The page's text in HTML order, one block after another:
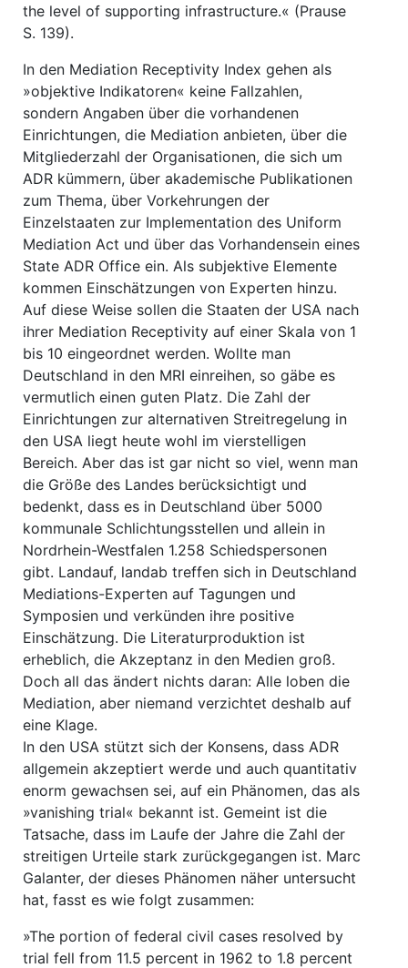
the level of supporting infrastructure.« (Prause
S. 139).
In den Mediation Receptivity Index gehen als
»objektive Indikatoren« keine Fallzahlen,
sondern Angaben über die vorhandenen
Einrichtungen, die Mediation anbieten, über die
Mitgliederzahl der Organisationen, die sich um
ADR kümmern, über akademische Publikationen
zum Thema, über Vorkehrungen der
Einzelstaaten zur Implementation des Uniform
Mediation Act und über das Vorhandensein eines
State ADR Office ein. Als subjektive Elemente
kommen Einschätzungen von Experten hinzu.
Auf diese Weise sollen die Staaten der USA nach
ihrer Mediation Receptivity auf einer Skala von 1
bis 10 eingeordnet werden. Wollte man
Deutschland in den MRI einreihen, so gäbe es
vermutlich einen guten Platz. Die Zahl der
Einrichtungen zur alternativen Streitregelung in
den USA liegt heute wohl im vierstelligen
Bereich. Aber das ist gar nicht so viel, wenn man
die Größe des Landes berücksichtigt und
bedenkt, dass es in Deutschland über 5000
kommunale Schlichtungsstellen und allein in
Nordrhein-Westfalen 1.258 Schiedspersonen
gibt. Landauf, landab treffen sich in Deutschland
Mediations-Experten auf Tagungen und
Symposien und verkünden ihre positive
Einschätzung. Die Literaturproduktion ist
erheblich, die Akzeptanz in den Medien groß.
Doch all das ändert nichts daran: Alle loben die
Mediation, aber niemand verzichtet deshalb auf
eine Klage.
In den USA stützt sich der Konsens, dass ADR
allgemein akzeptiert werde und auch quantitativ
enorm gewachsen sei, auf ein Phänomen, das als
»vanishing trial« bekannt ist. Gemeint ist die
Tatsache, dass im Laufe der Jahre die Zahl der
streitigen Urteile stark zurückgegangen ist. Marc
Galanter, der dieses Phänomen näher untersucht
hat, fasst es wie folgt zusammen:
»The portion of federal civil cases resolved by
trial fell from 11.5 percent in 1962 to 1.8 percent